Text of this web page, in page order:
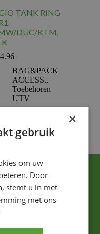
TANK RING
DUC/KTM,
BAG&PACK
ACCESS.,
Toebehoren
UTV
×
gebruik
om uw
Door
stemt u in met
met ons